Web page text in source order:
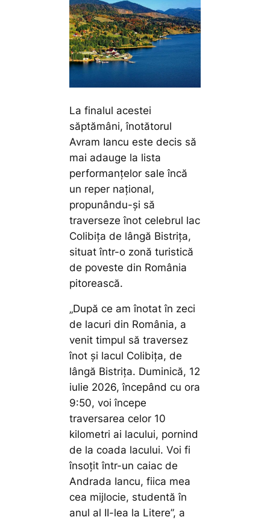
La finalul acestei
săptămâni, înotătorul
Avram Iancu este decis să
mai adauge la lista
performanțelor sale încă
un reper național,
propunându-și să
traverseze înot celebrul lac
Colibița de lângă Bistrița,
situat într-o zonă turistică
de poveste din România
pitorească.
„După ce am înotat în zeci
de lacuri din România, a
venit timpul să traversez
înot și lacul Colibița, de
lângă Bistrița. Duminică, 12
iulie 2026, începând cu ora
9:50, voi începe
traversarea celor 10
kilometri ai lacului, pornind
de la coada lacului. Voi fi
însoțit într-un caiac de
Andrada Iancu, fiica mea
cea mijlocie, studentă în
anul al II-lea la Litere”, a